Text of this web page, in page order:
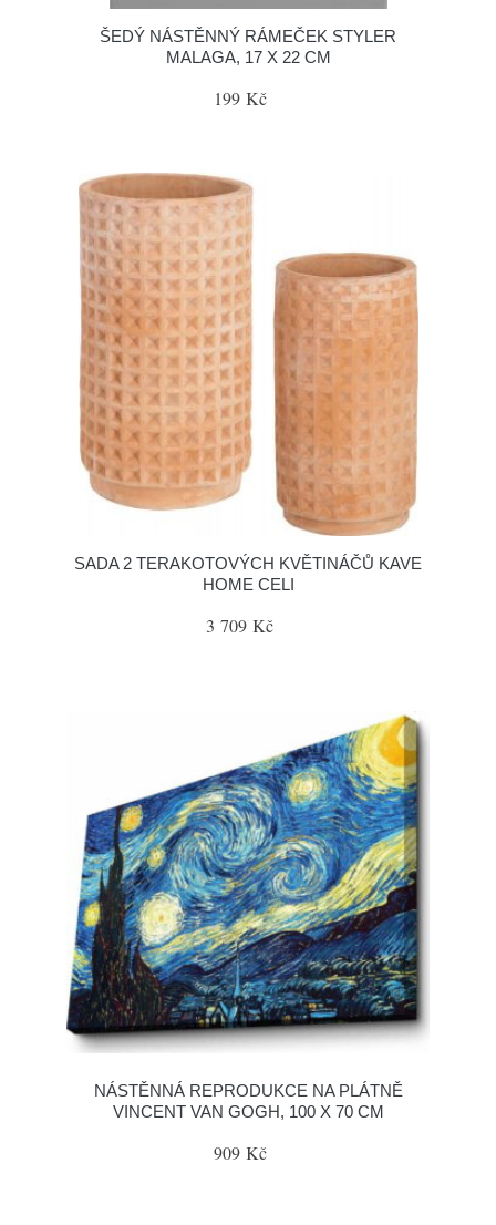
ŠEDÝ NÁSTĚNNÝ RÁMEČEK STYLER
MALAGA, 17 X 22 CM
199 Kč
SADA 2 TERAKOTOVÝCH KVĚTINÁČŮ KAVE
HOME CELI
3 709 Kč
NÁSTĚNNÁ REPRODUKCE NA PLÁTNĚ
VINCENT VAN GOGH, 100 X 70 CM
909 Kč